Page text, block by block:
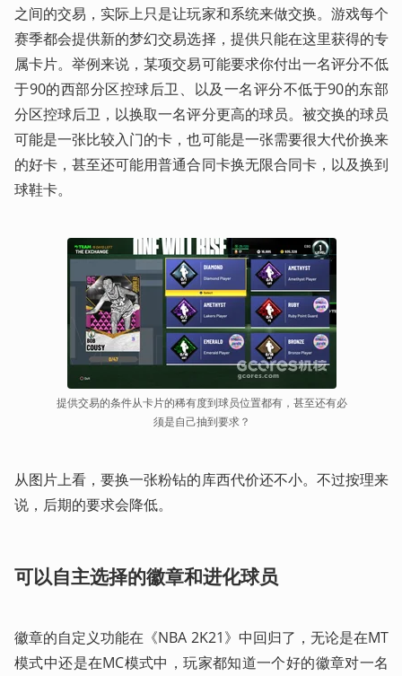
之间的交易，实际上只是让玩家和系统来做交换。游戏每个
赛季都会提供新的梦幻交易选择，提供只能在这里获得的专
属卡片。举例来说，某项交易可能要求你付出一名评分不低
于90的西部分区控球后卫、以及一名评分不低于90的东部
分区控球后卫，以换取一名评分更高的球员。被交换的球员
可能是一张比较入门的卡，也可能是一张需要很大代价换来
的好卡，甚至还可能用普通合同卡换无限合同卡，以及换到
球鞋卡。
提供交易的条件从卡片的稀有度到球员位置都有，甚至还有必
须是自己抽到要求？
从图片上看，要换一张粉钻的库西代价还不小。不过按理来
说，后期的要求会降低。
可以自主选择的徽章和进化球员
徽章的自定义功能在《NBA 2K21》中回归了，无论是在MT
模式中还是在MC模式中，玩家都知道一个好的徽章对一名